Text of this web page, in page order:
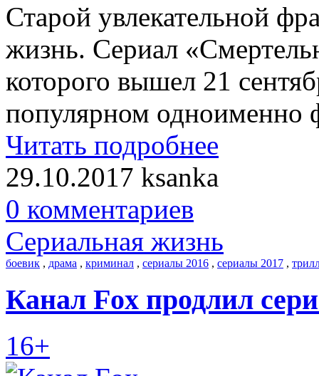
Старой увлекательной
жизнь. Сериал
которого вышел 21
популярном одноименно
Читать подробнее
29.10.2017 ksanka
0 комментариев
Сериальная жизнь
боевик , драма , криминал , сериалы 2016 , сериалы 2017 ,
Канал Fox продлил
16+